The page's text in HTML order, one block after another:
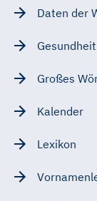
Daten der
Großes
Kalender
Lexikon